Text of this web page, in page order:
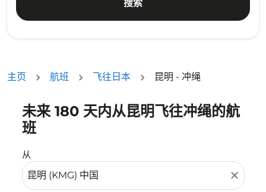
搜索
主页 航班 飞往日本 昆明 - 冲绳
未来 180 天内从昆明飞往冲绳的航
班
从
close
没有符合您的筛选条件的机票。请调整您的筛选条件。